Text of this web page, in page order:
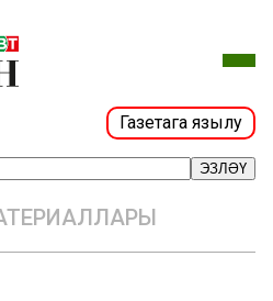
Газетага язылу
ЭЗЛӘҮ